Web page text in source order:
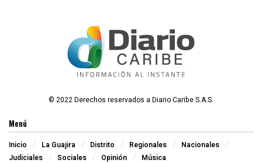
© 2022 Derechos reservados a Diario Caribe S.A.S.
Menú
Inicio La Guajira Distrito Regionales
Nacionales
Judiciales
Sociales Opinión Música